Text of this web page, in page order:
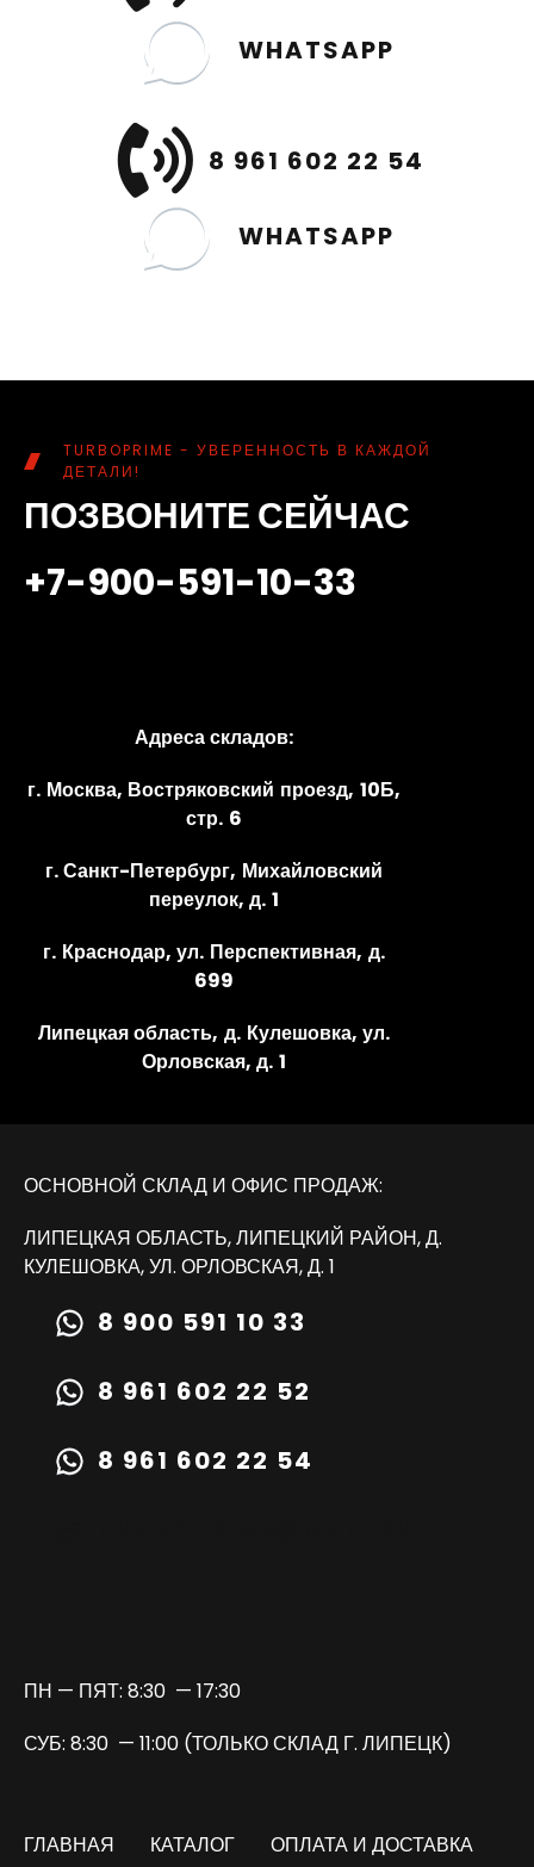
WHATSAPP
8 961 602 22 54
WHATSAPP
TURBOPRIME - УВЕРЕННОСТЬ В КАЖДОЙ
ДЕТАЛИ!
ПОЗВОНИТЕ СЕЙЧАС
+7-900-591-10-33
Адреса складов:
г. Москва, Востряковский проезд, 10Б,
стр. 6
г. Санкт-Петербург, Михайловский
переулок, д. 1
г. Краснодар, ул. Перспективная, д.
699
Липецкая область, д. Кулешовка, ул.
Орловская, д. 1
ОСНОВНОЙ СКЛАД И ОФИС ПРОДАЖ:
ЛИПЕЦКАЯ ОБЛАСТЬ, ЛИПЕЦКИЙ РАЙОН, Д.
КУЛЕШОВКА, УЛ. ОРЛОВСКАЯ, Д. 1
8 900 591 10 33
8 961 602 22 52
8 961 602 22 54
ПН — ПЯТ: 8:30 — 17:30
СУБ: 8:30 — 11:00 (ТОЛЬКО СКЛАД Г. ЛИПЕЦК)
ГЛАВНАЯ КАТАЛОГ
ОПЛАТА И ДОСТАВКА